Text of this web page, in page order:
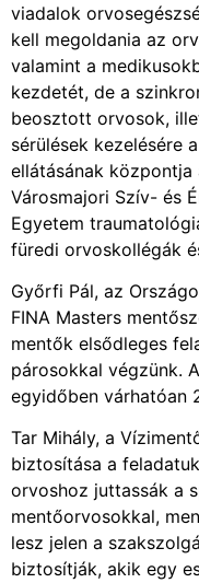
viadalok
kell megoldania az
valamint a
kezdetét, de a
beosztott orvosok,
sérülések kezelésére
ellátásának központja
Városmajori Szív- és
Egyetem
füredi orvoskollégák
Győrfi Pál, az
FINA Masters
mentők elsődleges
párosokkal végzünk.
egyidőben várhatóan
Tar Mihály, a
biztosítása a
orvoshoz juttassák a
mentőorvosokkal,
lesz jelen a
biztosítják, akik egy